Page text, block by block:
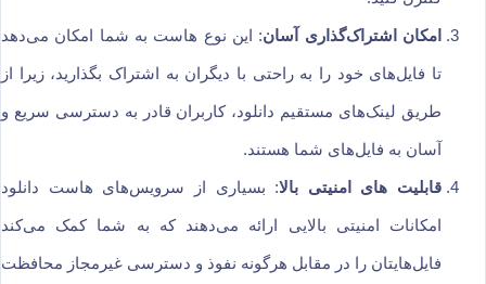
امکان اشتراک‌گذاری آسان: این نوع هاست به شما امکان می‌دهد
تا فایل‌های خود را به راحتی با دیگران به اشتراک بگذارید، زیرا از
طریق لینک‌های مستقیم دانلود، کاربران قادر به دسترسی سریع و
آسان به فایل‌های شما هستند.
قابلیت های امنیتی بالا: بسیاری از سرویس‌های هاست دانلود
امکانات امنیتی بالایی ارائه می‌دهند که به شما کمک می‌کند
فایل‌هایتان را در مقابل هرگونه نفوذ و دسترسی غیرمجاز محافظت